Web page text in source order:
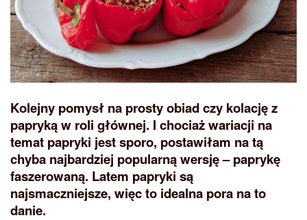
Kolejny pomysł na prosty obiad czy kolację z
papryką w roli głównej. I chociaż wariacji na
temat papryki jest sporo, postawiłam na tą
chyba najbardziej popularną wersję – paprykę
faszerowaną. Latem papryki są
najsmaczniejsze, więc to idealna pora na to
danie.